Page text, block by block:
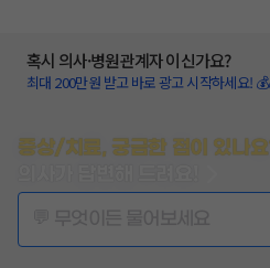
혹시 의사·병원관계자 이신가요?
최대 200만원 받고 바로 광고 시작하세요!
증상/치료, 궁금한 점이 있나